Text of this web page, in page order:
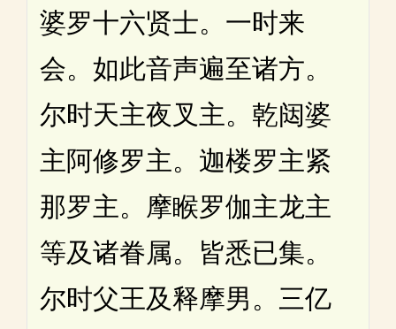
婆罗十六贤士。一时来
会。如此音声遍至诸方。
尔时天主夜叉主。乾闼婆
主阿修罗主。迦楼罗主紧
那罗主。摩睺罗伽主龙主
等及诸眷属。皆悉已集。
尔时父王及释摩男。三亿